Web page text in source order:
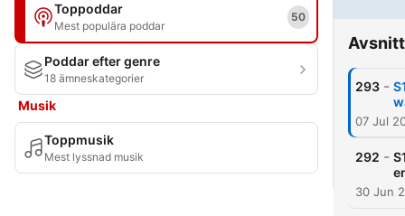
Toppoddar
Mest populära poddar
50
Poddar efter genre
18 ämneskategorier
Musik
Toppmusik
Mest lyssnad musik
Avsnitt
293 -
07 Jul
292 -
30 Jun